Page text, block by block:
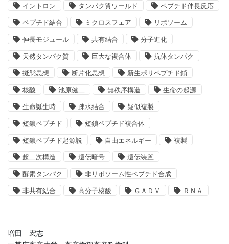
イントロン タンパク質ワールド ペプチド伸長反応
ペプチド結合 ミクロスフェア リボソーム
伸長モジュール 共有結合 分子進化
天然タンパク質 巨大な複合体 抗体タンパク
擬態思想 断片化思想 新生ポリペプチド鎖
核酸 池原健二 無秩序構造 生命の起源
生命誕生時 疎水結合 疑似複製
短鎖ペプチド 短鎖ペプチド複合体
短鎖ペプチド起源説 自由エネルギー 複製
超二次構造 遺伝暗号 遺伝装置
酵素タンパク 非リボソーム性ペプチド合成
非共有結合 高分子核酸 ＧＡＤＶ ＲＮＡ
増田 宏志